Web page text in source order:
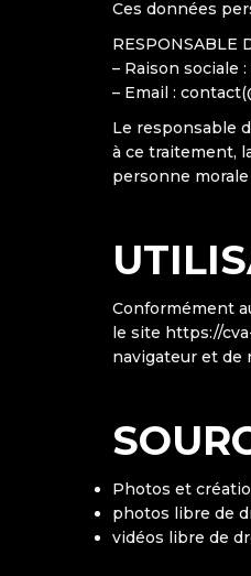
Ces données
RESPONSABLE
– Raison sociale :
– Email :
Le responsable
à ce traitement,
personne
Conformément
le site https://
navigateur et de
Photos et
photos libre de
vidéos libre de